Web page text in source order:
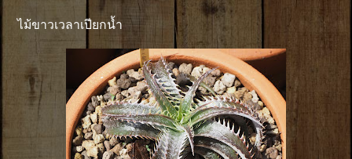
ไม้ขาวเวลาเปียกน้ำ